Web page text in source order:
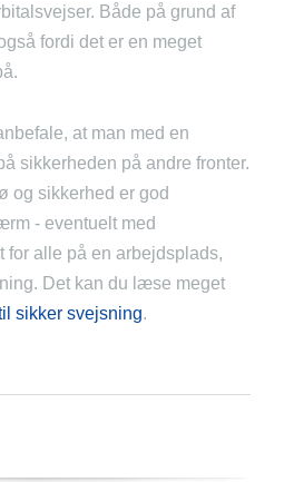
Både på grund af
fordi det er en meget
at man med en
sikkerheden på andre fronter.
og sikkerhed er god
- eventuelt med
alle på en arbejdsplads,
Det kan du læse meget
sikker svejsning.